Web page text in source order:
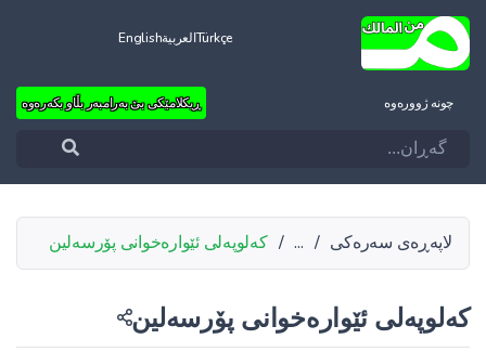
TürkçeالعربيةEnglish
چونه‌ ژووره‌وه‌ ڕیکلامێکی بێ بەرامبەر بڵاو بکەرەوە
لاپەڕەی سەرەکی /
...
/ کەلوپەلی ئێوارەخوانی پۆرسەلین
کەلوپەلی ئێوارەخوانی پۆرسەلین